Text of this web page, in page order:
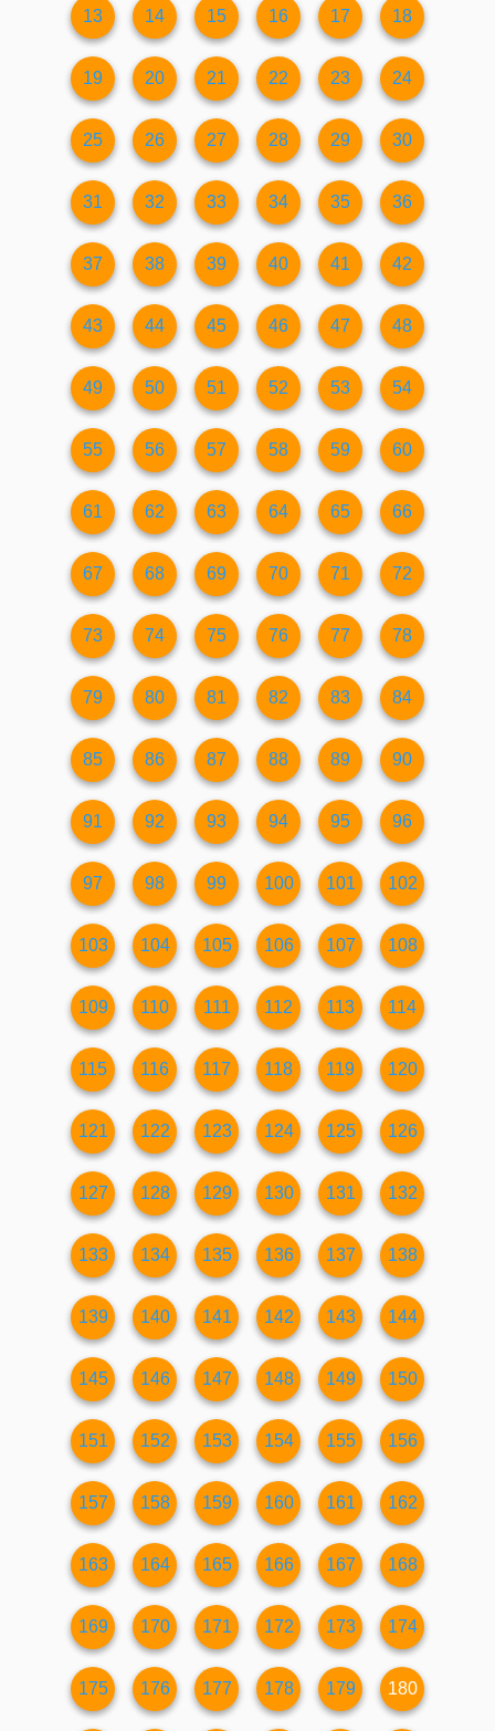
13 14 15 16 17 18
19 20 21 22 23 24
25 26 27 28 29 30
31 32 33 34 35 36
37 38 39 40 41 42
43 44 45 46 47 48
49 50 51 52 53 54
55 56 57 58 59 60
61 62 63 64 65 66
67 68 69 70 71 72
73 74 75 76 77 78
79 80 81 82 83 84
85 86 87 88 89 90
91 92 93 94 95 96
97 98 99 100 101 102
103 104 105 106 107 108
109 110 111 112 113 114
115 116 117 118 119 120
121 122 123 124 125 126
127 128 129 130 131 132
133 134 135 136 137 138
139 140 141 142 143 144
145 146 147 148 149 150
151 152 153 154 155 156
157 158 159 160 161 162
163 164 165 166 167 168
169 170 171 172 173 174
175 176 177 178 179 180